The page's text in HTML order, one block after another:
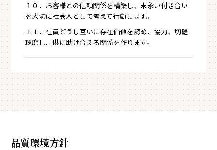
１０．お客様との信頼関係を構築し、末永い付き合い
を大切に社会人として考えて行動します。
１１．社員どうし互いに存在価値を認め、協力、切磋
琢磨し、供に助け合える関係を作ります。
品質環境方針